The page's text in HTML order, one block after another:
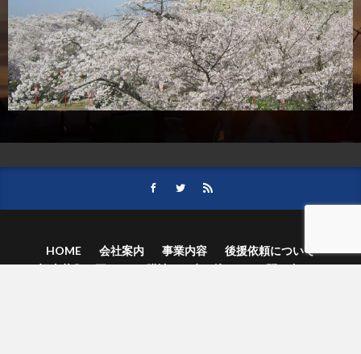
HOME 会社案内 事業内容
後援依頼について
記事募集の要項
ご購読のお申し込み
お問い合わせ